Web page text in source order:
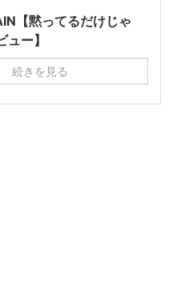
【黙ってるだけじゃ
ー】
続きを見る